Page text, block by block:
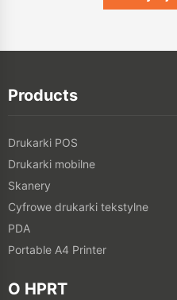
Products
Drukarki POS
Drukarki mobilne
Skanery
Cyfrowe drukarki tekstylne
PDA
Portable A4 Printer
O HPRT